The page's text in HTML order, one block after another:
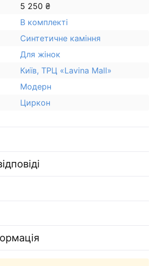
5 250 ₴
В комплекті
Синтетичне каміння
Для жінок
Київ, ТРЦ «Lavina Mall»
Модерн
Циркон